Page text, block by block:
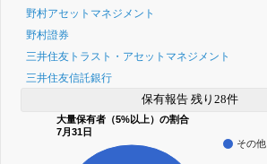
野村アセットマネジメント
野村證券
三井住友トラスト・アセットマネジメント
三井住友信託銀行
保有報告 残り28件
大量保有者（5%以上）の割合
7月31日
その他